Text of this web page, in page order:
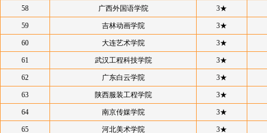
58 广西外国语学院 3★
59 吉林动画学院 3★
60 大连艺术学院 3★
61 武汉工程科技学院 3★
62 广东白云学院 3★
63 陕西服装工程学院 3★
64 南京传媒学院 3★
65 河北美术学院 3★